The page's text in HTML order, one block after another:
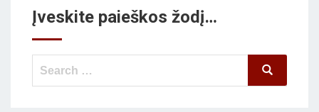
Įveskite paieškos žodį…
Search
Search